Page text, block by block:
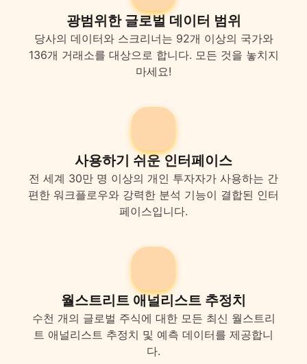
광범위한 글로벌 데이터 범위
당사의 데이터와 스크리너는 92개 이상의 국가와
136개 거래소를 대상으로 합니다. 모든 것을 놓치지
마세요!
사용하기 쉬운 인터페이스
전 세계 30만 명 이상의 개인 투자자가 사용하는 간
편한 워크플로우와 강력한 분석 기능이 결합된 인터
페이스입니다.
월스트리트 애널리스트 추정치
수천 개의 글로벌 주식에 대한 모든 최신 월스트리
트 애널리스트 추정치 및 예측 데이터를 제공합니
다.